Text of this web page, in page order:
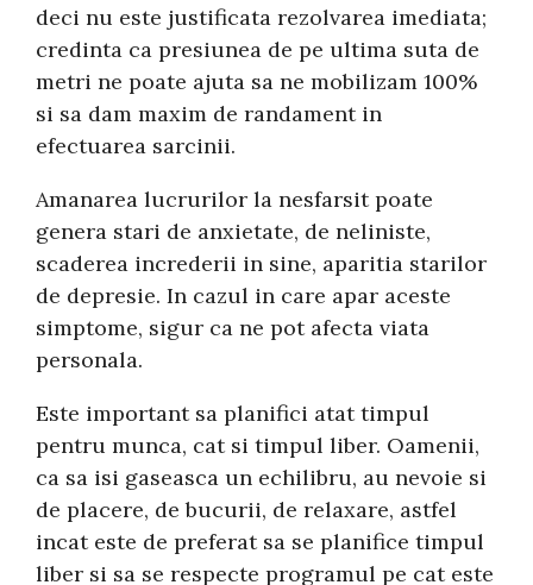
deci nu este justificata rezolvarea imediata;
credinta ca presiunea de pe ultima suta de
metri ne poate ajuta sa ne mobilizam 100%
si sa dam maxim de randament in
efectuarea sarcinii.
Amanarea lucrurilor la nesfarsit poate
genera stari de anxietate, de neliniste,
scaderea increderii in sine, aparitia starilor
de depresie. In cazul in care apar aceste
simptome, sigur ca ne pot afecta viata
personala.
Este important sa planifici atat timpul
pentru munca, cat si timpul liber. Oamenii,
ca sa isi gaseasca un echilibru, au nevoie si
de placere, de bucurii, de relaxare, astfel
incat este de preferat sa se planifice timpul
liber si sa se respecte programul pe cat este